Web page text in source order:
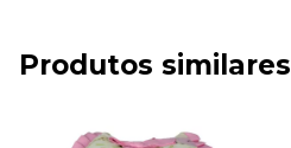
Produtos similares